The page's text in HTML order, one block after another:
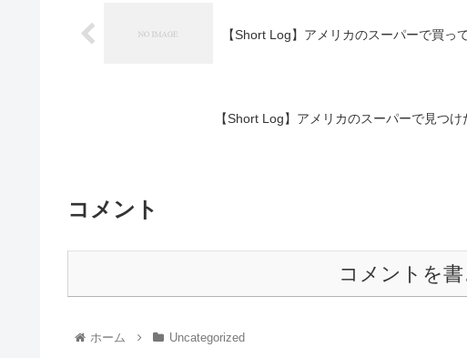
【Short Log】アメリカのスーパーで買
【Short Log】アメリカのスーパーで見つ
コメント
コメントを
ホーム Uncategorized